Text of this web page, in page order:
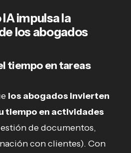
impulsa la
los abogados
tiempo en tareas
los abogados invierten
tiempo en actividades
de documentos,
con clientes). Con